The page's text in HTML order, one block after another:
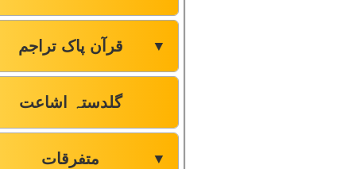
قرآن پاک تراجم ▼
گلدستہ اشاعت
متفرقات ▼